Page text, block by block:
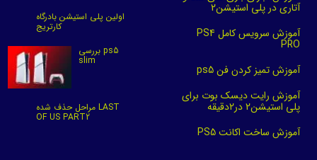
آتاری در پلی استیشن2
آموزش سرویس کامل PS4
PRO
آموزش تمیز کردن فن ps5
آموزش رایت دیسک بوت برای
پلی استیشن2 در2دقیقه
آموزش ساخت اکانت PS5
اولین پلی استیشن بادرگاه
کارتریج
بررسی ps5
slim
مراحل حذف شده LAST
OF US PART2